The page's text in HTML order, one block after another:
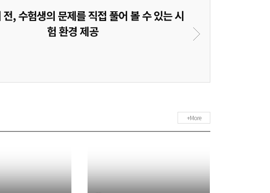
, 수험생의 문제를 직접 풀어 볼 수 있는 시
험 환경 제공
+More